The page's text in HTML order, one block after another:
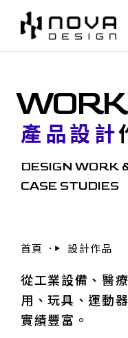
WORK
產品設計
DESIGN WORK
CASE STUDIES
首頁 設計作品
從工業設備、醫
用、玩具、運動
實績豐富。